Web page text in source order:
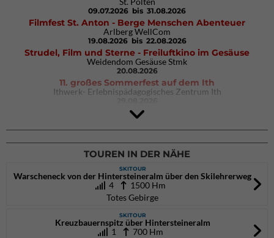
09.07.2026 bis 31.08.2026
Filmfest St. Anton - Berge Menschen Abenteuer
Arlberg WellCom
19.08.2026 bis 22.08.2026
Strudel, Film und Sterne - Freiluftkino im Gesäuse
Weidendom Gesäuse Stmk
20.08.2026
11. großes Sommerfest auf dem Ith
Ithwerk- Erlebnispädagogisches Zentrum Ith
4Blocs KIDS 2026
DAV Kletter- & Boulderzentrum München Süd (Thalkirchen)
26.09.2026
TOUREN IN DER NÄHE
SKITOUR
Warscheneck von der Hintersteineralm über den Skilehrerweg
4
1500 Hm
Totes Gebirge
SKITOUR
Kreuzbauernspitz über Hintersteineralm
1
700 Hm